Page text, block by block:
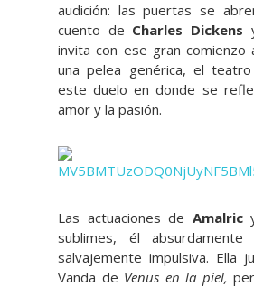
audición: las puertas se
cuento de Charles Dickens
invita con ese gran comienzo
una pelea genérica, el
este duelo en donde se
amor y la pasión.
Las actuaciones de Amalric
sublimes, él
salvajemente impulsiva. Ella
Vanda de Venus en la piel,